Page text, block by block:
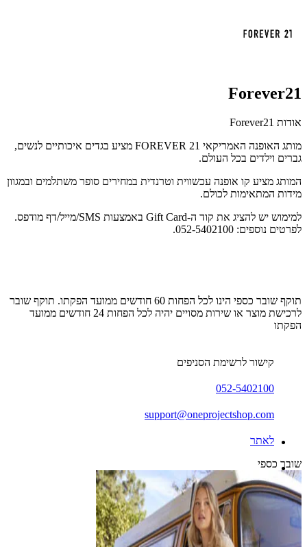
Forever21
אודות Forever21
מותג האופנה האמריקאי FOREVER 21 מציע בגדים איכותיים לנשים,
גברים וילדים בכל העולם.
המותג מציע קו אופנה עכשווית וטרנדית במחירים סופר משתלמים ובמגוון
מידות המתאימות לכולם.
למימוש יש להציג את קוד ה-Gift Card באמצעות SMS/מייל/דף מודפס.
לפרטים נוספים: 052-5402100.
תוקף שובר כספי הינו לכל הפחות 60 חודשים ממועד הפקתו. תוקף שובר
לרכישת מוצר או שירות מסויים יהיה לכל הפחות 24 חודשים ממועד
הפקתו
קישור לרשימת הסניפים
052-5402100
support@oneprojectshop.com
לאתר
שובר כספי